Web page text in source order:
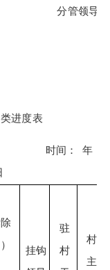
分管领导：
进度表
时间：
年
挂钩
驻
村
村
主